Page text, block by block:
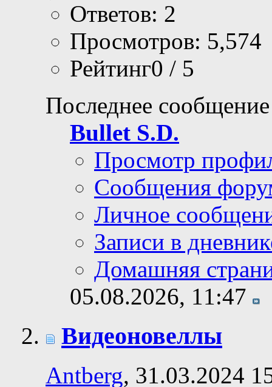
Ответов: 2
Просмотров: 5,574
Рейтинг0 / 5
Последнее
Bullet S.D.
Просмотр
Сообщения
Личное
Записи в
Домашняя
05.08.2026, 11:47
Видеоновеллы
Antberg, 31.03.2024